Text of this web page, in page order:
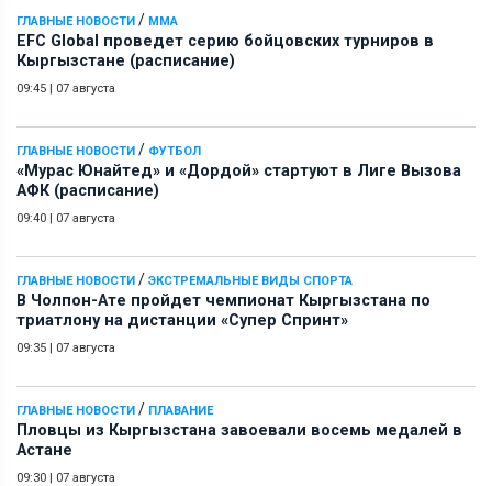
ГЛАВНЫЕ НОВОСТИ / ММА
EFC Global проведет серию бойцовских турниров в
Кыргызстане (расписание)
09:45 | 07 августа
ГЛАВНЫЕ НОВОСТИ / ФУТБОЛ
«Мурас Юнайтед» и «Дордой» стартуют в Лиге Вызова
АФК (расписание)
09:40 | 07 августа
ГЛАВНЫЕ НОВОСТИ / ЭКСТРЕМАЛЬНЫЕ ВИДЫ СПОРТА
В Чолпон-Ате пройдет чемпионат Кыргызстана по
триатлону на дистанции «Супер Спринт»
09:35 | 07 августа
ГЛАВНЫЕ НОВОСТИ / ПЛАВАНИЕ
Пловцы из Кыргызстана завоевали восемь медалей в
Астане
09:30 | 07 августа